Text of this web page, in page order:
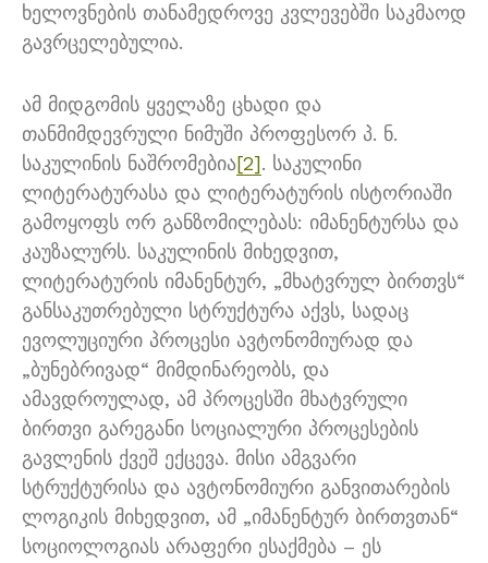
ხელოვნების თანამედროვე კვლევებში საკმაოდ
გავრცელებულია.
ამ მიდგომის ყველაზე ცხადი და
თანმიმდევრული ნიმუში პროფესორ პ. ნ.
საკულინის ნაშრომებია[2]. საკულინი
ლიტერატურასა და ლიტერატურის ისტორიაში
გამოყოფს ორ განზომილებას: იმანენტურსა და
კაუზალურს. საკულინის მიხედვით,
ლიტერატურის იმანენტურ, „მხატვრულ ბირთვს“
განსაკუთრებული სტრუქტურა აქვს, სადაც
ევოლუციური პროცესი ავტონომიურად და
„ბუნებრივად“ მიმდინარეობს, და
ამავდროულად, ამ პროცესში მხატვრული
ბირთვი გარეგანი სოციალური პროცესების
გავლენის ქვეშ ექცევა. მისი ამგვარი
სტრუქტურისა და ავტონომიური განვითარების
ლოგიკის მიხედვით, ამ „იმანენტურ ბირთვთან“
სოციოლოგიას არაფერი ესაქმება – ეს